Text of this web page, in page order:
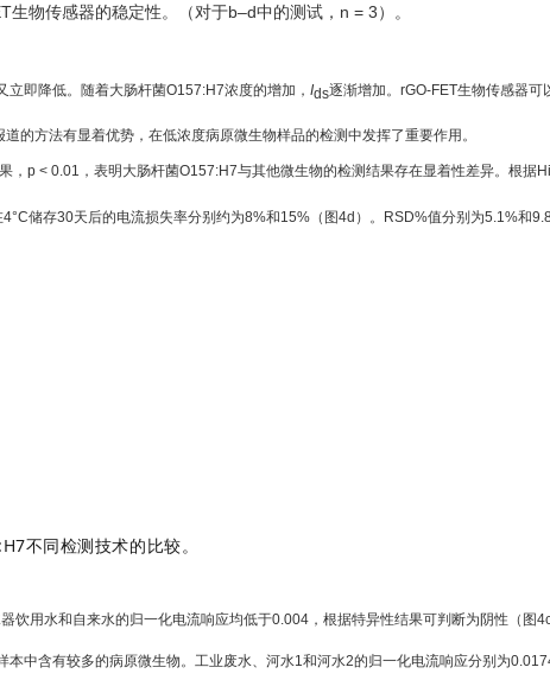
生物传感器的稳定性。（对于b–d中的测试，n = 3） 。
即降低。随着大肠杆菌O157:H7浓度的增加， Ids逐渐增加。rGO-FET生物传感器
的方法有显着优势，在低浓度病原微生物样品的检测中发挥了重要作用。
p < 0.01，表明大肠杆菌O157:H7与其他微生物的检测结果存在显着性差异。根据
储存30天后的电流损失率分别约为8%和15%（图4d）。RSD%值分别为5.1%和
不同检测技术的比较。
用水和自来水的归一化电流响应均低于0.004，根据特异性结果可判断为阴性（图
中含有较多的病原微生物。工业废水、河水1和河水2的归一化电流响应分别为